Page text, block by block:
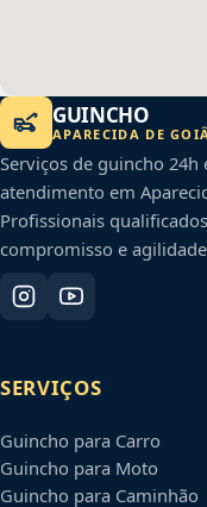
GUINCHO
APARECIDA DE
Serviços de guincho 24h
atendimento em
Profissionais
compromisso e
SERVIÇOS
Guincho para Carro
Guincho para Moto
Guincho para Caminhão